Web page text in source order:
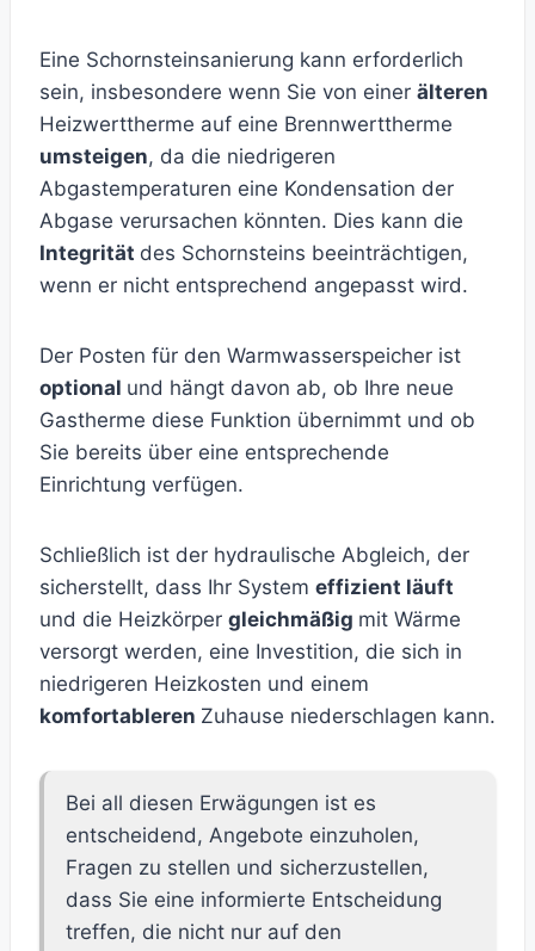
Eine Schornsteinsanierung kann erforderlich
sein, insbesondere wenn Sie von einer älteren
Heizwerttherme auf eine Brennwerttherme
umsteigen, da die niedrigeren
Abgastemperaturen eine Kondensation der
Abgase verursachen könnten. Dies kann die
Integrität des Schornsteins beeinträchtigen,
wenn er nicht entsprechend angepasst wird.
Der Posten für den Warmwasserspeicher ist
optional und hängt davon ab, ob Ihre neue
Gastherme diese Funktion übernimmt und ob
Sie bereits über eine entsprechende
Einrichtung verfügen.
Schließlich ist der hydraulische Abgleich, der
sicherstellt, dass Ihr System effizient läuft
und die Heizkörper gleichmäßig mit Wärme
versorgt werden, eine Investition, die sich in
niedrigeren Heizkosten und einem
komfortableren Zuhause niederschlagen kann.
Bei all diesen Erwägungen ist es
entscheidend, Angebote einzuholen,
Fragen zu stellen und sicherzustellen,
dass Sie eine informierte Entscheidung
treffen, die nicht nur auf den